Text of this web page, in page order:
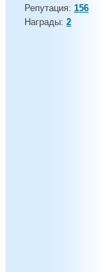
Репутация: 156
Награды: 2